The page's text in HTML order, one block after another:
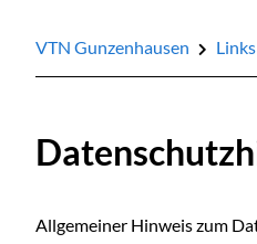
VTN Gunzenhausen Links
Allgemeiner Hinweis zum